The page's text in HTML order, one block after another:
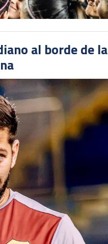
al borde de la